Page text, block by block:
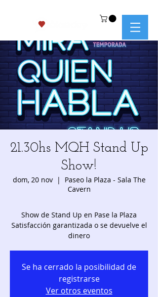
21.30hs MQH Stand Up
Show!
dom, 20 nov
  |
Paseo la Plaza - Sala The
Cavern
Show de Stand Up en Pase la Plaza
Satisfacción garantizada o se devuelve el
dinero
Se ha cerrado la posibilidad de
registrarse
Ver otros eventos